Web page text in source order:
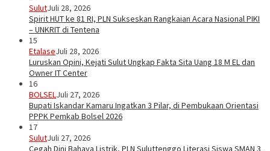
SulutJuli 28, 2026
Spirit HUT ke 81 RI, PLN Sukseskan Rangkaian Acara Nasional PIKI
– UNKRIT di Tentena
15
EtalaseJuli 28, 2026
Luruskan Opini, Kejati Sulut Ungkap Fakta Sita Uang 18 M EL dan
Owner IT Center
16
BOLSELJuli 27, 2026
Bupati Iskandar Kamaru Ingatkan 3 Pilar, di Pembukaan Orientasi
PPPK Pemkab Bolsel 2026
17
SulutJuli 27, 2026
Cegah Dini Bahaya Listrik, PLN Suluttenggo Literasi Siswa SMAN 3